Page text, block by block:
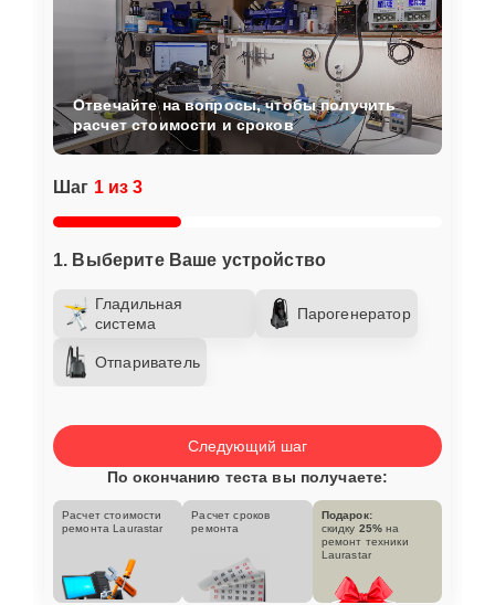
Шаг 1 из 3
1. Выберите Ваше устройство
Гладильная
система
Парогенератор
Отпариватель
Отвечайте на вопросы, чтобы получить
расчет стоимости и сроков
Следующий шаг
По окончанию теста вы получаете:
Расчет стоимости
ремонта Laurastar
Расчет сроков
ремонта
Подарок:
скидку 25% на
ремонт техники
Laurastar